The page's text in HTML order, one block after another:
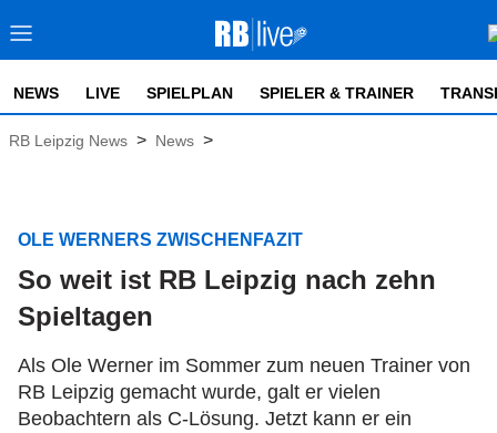
NEWS LIVE SPIELPLAN SPIELER & TRAINER
RB Leipzig News > News >
OLE WERNERS ZWISCHENFAZIT
So weit ist RB Leipzig nach zehn
Spieltagen
Als Ole Werner im Sommer zum neuen Trainer von
RB Leipzig gemacht wurde, galt er vielen
Beobachtern als C-Lösung. Jetzt kann er ein